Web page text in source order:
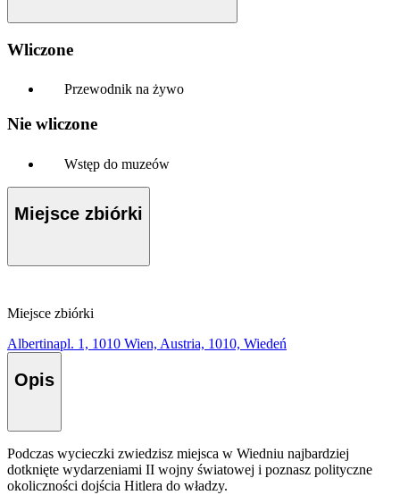
Wliczone
Przewodnik na żywo
Nie wliczone
Wstęp do muzeów
Miejsce zbiórki
Miejsce zbiórki
Albertinapl. 1, 1010 Wien, Austria, 1010, Wiedeń
Opis
Podczas wycieczki zwiedzisz miejsca w Wiedniu najbardziej
dotknięte wydarzeniami II wojny światowej i poznasz polityczne
okoliczności dojścia Hitlera do władzy.